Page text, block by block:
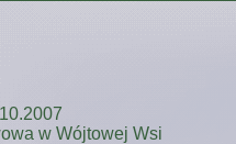
w Wójtowej Wsi